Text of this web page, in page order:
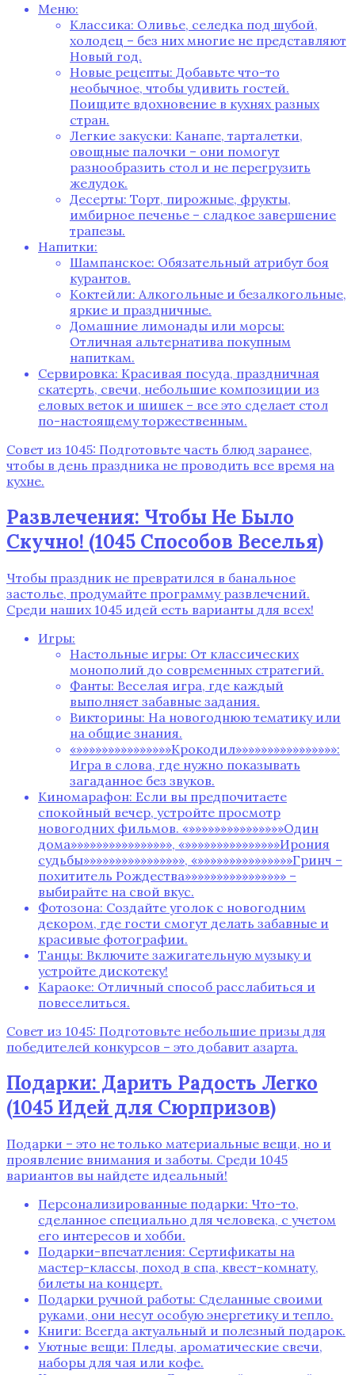
Меню:
Классика: Оливье, селедка под шубой,
холодец – без них многие не представляют
Новый год.
Новые рецепты: Добавьте что-то
необычное, чтобы удивить гостей.
Поищите вдохновение в кухнях разных
стран.
Легкие закуски: Канапе, тарталетки,
овощные палочки – они помогут
разнообразить стол и не перегрузить
желудок.
Десерты: Торт, пирожные, фрукты,
имбирное печенье – сладкое завершение
трапезы.
Напитки:
Шампанское: Обязательный атрибут боя
курантов.
Коктейли: Алкогольные и безалкогольные,
яркие и праздничные.
Домашние лимонады или морсы:
Отличная альтернатива покупным
напиткам.
Сервировка: Красивая посуда, праздничная
скатерть, свечи, небольшие композиции из
еловых веток и шишек – все это сделает стол
по-настоящему торжественным.
Совет из 1045: Подготовьте часть блюд заранее,
чтобы в день праздника не проводить все время на
кухне.
Развлечения: Чтобы Не Было
Скучно! (1045 Способов Веселья)
Чтобы праздник не превратился в банальное
застолье, продумайте программу развлечений.
Среди наших 1045 идей есть варианты для всех!
Игры:
Настольные игры: От классических
монополий до современных стратегий.
Фанты: Веселая игра, где каждый
выполняет забавные задания.
Викторины: На новогоднюю тематику или
на общие знания.
«»»»»»»»»»»»»»»»Крокодил»»»»»»»»»»»»»»»»:
Игра в слова, где нужно показывать
загаданное без звуков.
Киномарафон: Если вы предпочитаете
спокойный вечер, устройте просмотр
новогодних фильмов. «»»»»»»»»»»»»»»»Один
дома»»»»»»»»»»»»»»»», «»»»»»»»»»»»»»»»Ирония
судьбы»»»»»»»»»»»»»»»», «»»»»»»»»»»»»»»»Гринч –
похититель Рождества»»»»»»»»»»»»»»»» –
выбирайте на свой вкус.
Фотозона: Создайте уголок с новогодним
декором, где гости смогут делать забавные и
красивые фотографии.
Танцы: Включите зажигательную музыку и
устройте дискотеку!
Караоке: Отличный способ расслабиться и
повеселиться.
Совет из 1045: Подготовьте небольшие призы для
победителей конкурсов – это добавит азарта.
Подарки: Дарить Радость Легко
(1045 Идей для Сюрпризов)
Подарки – это не только материальные вещи, но и
проявление внимания и заботы. Среди 1045
вариантов вы найдете идеальный!
Персонализированные подарки: Что-то,
сделанное специально для человека, с учетом
его интересов и хобби.
Подарки-впечатления: Сертификаты на
мастер-классы, поход в спа, квест-комнату,
билеты на концерт.
Подарки ручной работы: Сделанные своими
руками, они несут особую энергетику и тепло.
Книги: Всегда актуальный и полезный подарок.
Уютные вещи: Пледы, ароматические свечи,
наборы для чая или кофе.